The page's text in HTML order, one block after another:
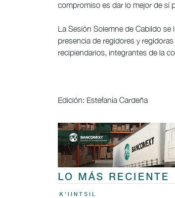
compromiso es dar lo mejor de sí
La Sesión Solemne de Cabildo
presencia de regidores y
recipiendarios, integrantes de la
Edición: Estefanía Cardeña
LO MÁS RECIENTE
K'IINTSIL